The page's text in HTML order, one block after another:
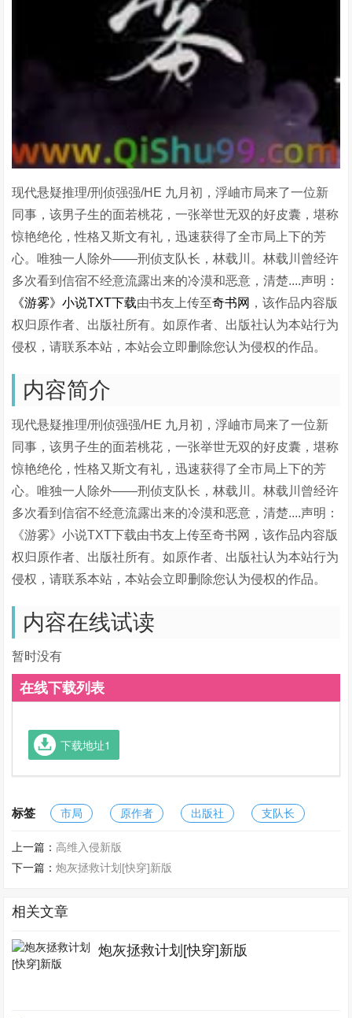
现代悬疑推理/刑侦强强/HE 九月初，浮岫市局来了一位新
同事，该男子生的面若桃花，一张举世无双的好皮囊，堪称
惊艳绝伦，性格又斯文有礼，迅速获得了全市局上下的芳
心。唯独一人除外——刑侦支队长，林载川。林载川曾经许
多次看到信宿不经意流露出来的冷漠和恶意，清楚....声明：
《游雾》小说TXT下载由书友上传至奇书网 ，该作品内容版
权归原作者、出版社所有。如原作者、出版社认为本站行为
侵权，请联系本站，本站会立即删除您认为侵权的作品。
内容简介
现代悬疑推理/刑侦强强/HE 九月初，浮岫市局来了一位新
同事，该男子生的面若桃花，一张举世无双的好皮囊，堪称
惊艳绝伦，性格又斯文有礼，迅速获得了全市局上下的芳
心。唯独一人除外——刑侦支队长，林载川。林载川曾经许
多次看到信宿不经意流露出来的冷漠和恶意，清楚....声明：
《游雾》小说TXT下载由书友上传至奇书网，该作品内容版
权归原作者、出版社所有。如原作者、出版社认为本站行为
侵权，请联系本站，本站会立即删除您认为侵权的作品。
内容在线试读
暂时没有
在线下载列表
下载地址1
标签 市局 原作者 出版社 支队长
上一篇： 高维入侵新版
下一篇：炮灰拯救计划[快穿]新版
相关文章
炮灰拯救计划[快穿]新版